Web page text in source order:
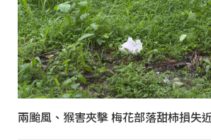
兩颱風、猴害夾擊 梅花部落甜柿損失